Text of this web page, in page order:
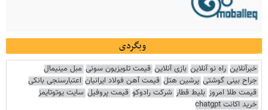
وبگردی
خبرآنلاین راه نو آنلاین بازی آنلاین قیمت تلویزیون سونی مبل مینیمال
جراح بینی گوشتی پرشین هتل قیمت آهن فولاد ایرانیان اعتبارسنجی بانکی
قیمت طلا امروز بلیط قطار شرکت رادوکو قیمت پروفیل سایت یوتوتایمز
خرید اکانت chatgpt